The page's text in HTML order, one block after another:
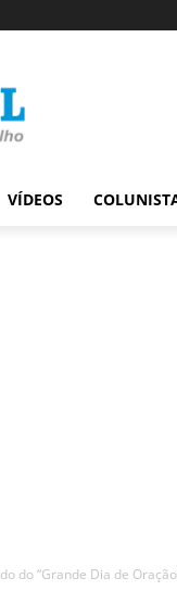
VÍDEOS
do “Grande Dia de